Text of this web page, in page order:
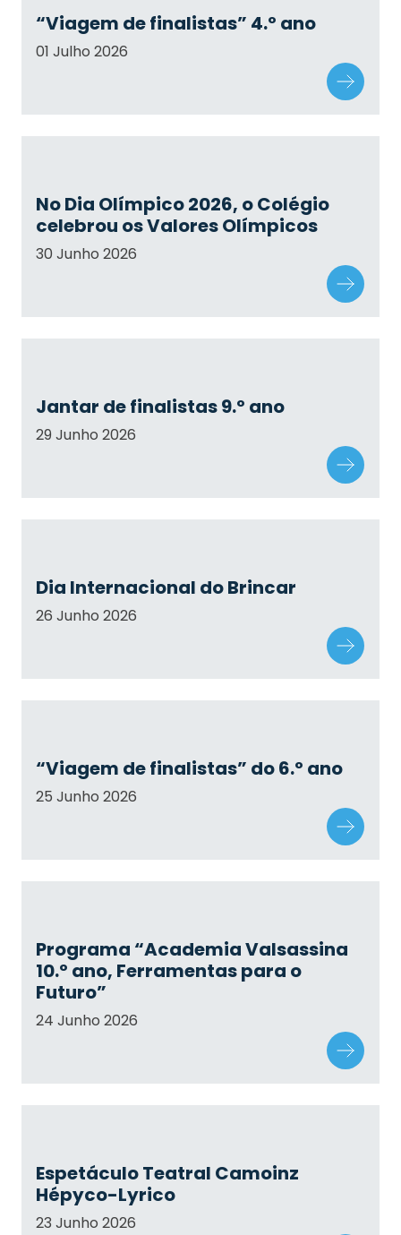
“Viagem de finalistas” 4.º ano
01 Julho 2026
No Dia Olímpico 2026, o Colégio
celebrou os Valores Olímpicos
30 Junho 2026
Jantar de finalistas 9.º ano
29 Junho 2026
Dia Internacional do Brincar
26 Junho 2026
“Viagem de finalistas” do 6.º ano
25 Junho 2026
Programa “Academia Valsassina
10.º ano, Ferramentas para o
Futuro”
24 Junho 2026
Espetáculo Teatral Camoinz
Hépyco-Lyrico
23 Junho 2026